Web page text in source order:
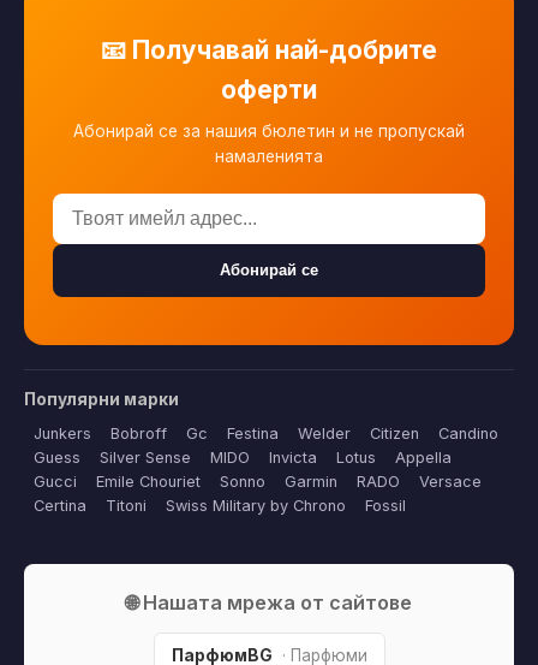
📧 Получавай най-добрите
оферти
Абонирай се за нашия бюлетин и не пропускай
намаленията
Абонирай се
Популярни марки
Junkers Bobroff Gc Festina Welder Citizen
Candino
Guess
Silver Sense MIDO Invicta Lotus
Appella
Gucci
Emile Chouriet Sonno Garmin RADO
Versace
Certina
Titoni Swiss Military by Chrono Fossil
🌐 Нашата мрежа от сайтове
ПарфюмBG · Парфюми